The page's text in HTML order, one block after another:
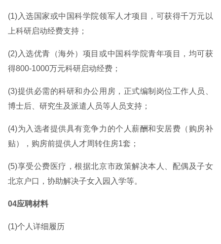
(1)入选国家或中国科学院领军人才项目，可获得千万元以
上科研启动经费支持；
(2)入选优青（海外）项目或中国科学院青年项目，均可获
得800-1000万元科研启动经费；
(3)提供必需的科研和办公用房，正式编制岗位工作人员、
博士后、研究生及派遣人员等人员支持；
(4)为入选者提供具有竞争力的个人薪酬和安居费（购房补
贴），购房前提供人才周转住房1套；
(5)享受公费医疗，根据北京市政策解决本人、配偶及子女
北京户口，协助解决子女入园入学等。
04应聘材料
(1)个人详细履历